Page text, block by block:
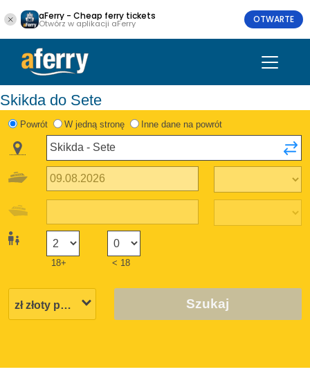
aFerry - Cheap ferry tickets
Otwórz w aplikacji aFerry OTWARTE
Skikda do Sete
Powrót W jedną stronę Inne dane na powrót
18+ < 18
Szukaj